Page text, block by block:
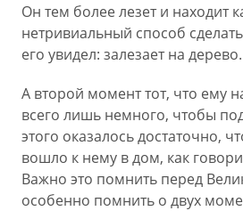
Он тем более лезет и находит
нетривиальный способ
его увидел: залезает на дерево.
А второй момент тот, что ему
всего лишь немного, чтобы
этого оказалось достаточно,
вошло к нему в дом, как
Важно это помнить перед
особенно помнить о двух